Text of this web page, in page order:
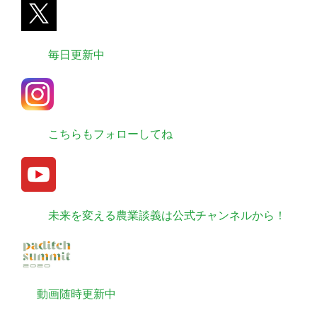
毎日更新中
こちらもフォローしてね
未来を変える農業談義は公式チャンネルから！
動画随時更新中